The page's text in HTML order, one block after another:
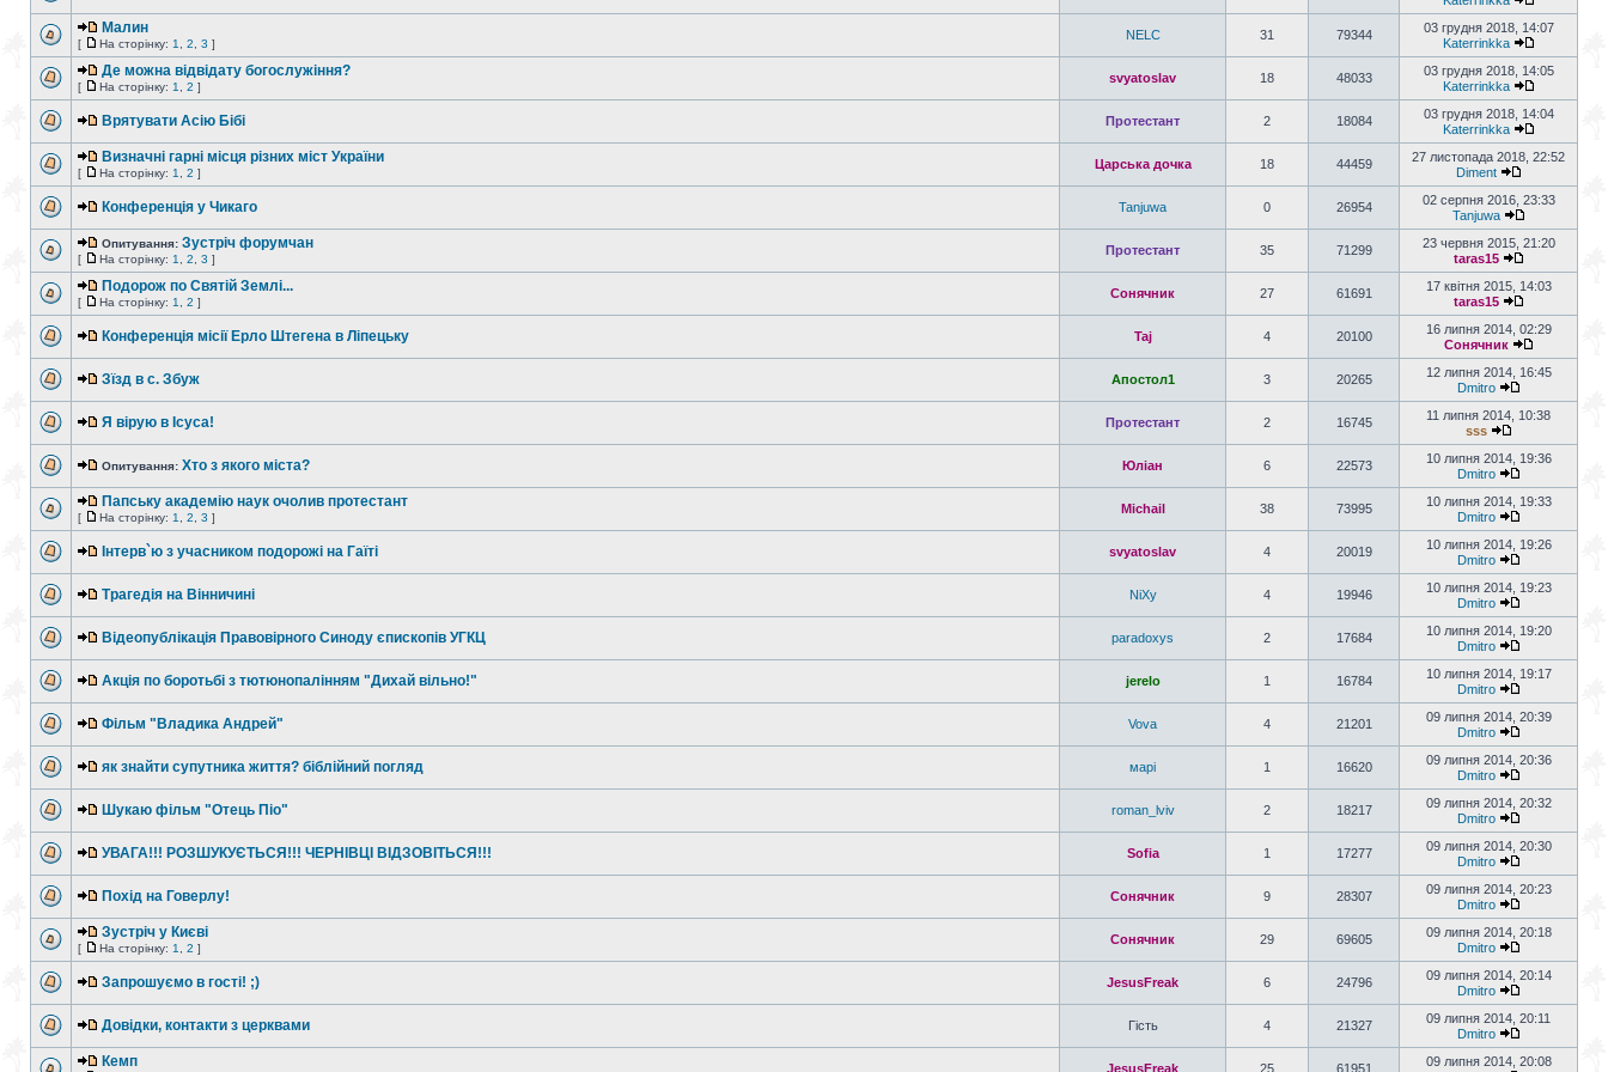
Малин
[ На сторінку: 1 2 3 ]
NELC 31 79344
03 грудня 2018, 14:07
Katerrinkka
Де можна відвідату богослужіння?
[ На сторінку: 1 2 ]
svyatoslav 18 48033
03 грудня 2018, 14:05
Katerrinkka
Врятувати Асію Бібі Протестант 2 18084
03 грудня 2018, 14:04
Katerrinkka
Визначні гарні місця різних міст України
[ На сторінку: 1 2 ]
Царська дочка 18 44459
27 листопада 2018, 22:52
Diment
Конференція у Чикаго Tanjuwa 0 26954
02 серпня 2016, 23:33
Tanjuwa
Опитування: Зустріч форумчан
[ На сторінку: 1 2 3 ]
Протестант 35 71299
23 червня 2015, 21:20
taras15
Подорож по Святій Землі...
[ На сторінку: 1 2 ]
Сонячник 27 61691
17 квітня 2015, 14:03
taras15
Конференція місії Ерло Штегена в Ліпецьку Taj 4 20100
16 липня 2014, 02:29
Сонячник
Зїзд в с. Збуж Апостол1 3 20265
12 липня 2014, 16:45
Dmitro
Я вірую в Ісуса! Протестант 2 16745
11 липня 2014, 10:38
sss
Опитування: Хто з якого міста? Юліан 6 22573
10 липня 2014, 19:36
Dmitro
Папську академію наук очолив протестант
[ На сторінку: 1 2 3 ]
Michail 38 73995
10 липня 2014, 19:33
Dmitro
Інтерв`ю з учасником подорожі на Гаїті svyatoslav 4 20019
10 липня 2014, 19:26
Dmitro
Трагедія на Вінничині NiXy 4 19946
10 липня 2014, 19:23
Dmitro
Відеопублікація Правовірного Синоду єпископів УГКЦ paradoxys 2 17684
10 липня 2014, 19:20
Dmitro
Акція по боротьбі з тютюнопалінням "Дихай вільно!" jerelo 1 16784
10 липня 2014, 19:17
Dmitro
Фільм "Владика Андрей" Vova 4 21201
09 липня 2014, 20:39
Dmitro
як знайти супутника життя? біблійний погляд марі 1 16620
09 липня 2014, 20:36
Dmitro
Шукаю фільм "Отець Піо" roman_lviv 2 18217
09 липня 2014, 20:32
Dmitro
УВАГА!!! РОЗШУКУЄТЬСЯ!!! ЧЕРНІВЦІ ВІДЗОВІТЬСЯ!!! Sofia 1 17277
09 липня 2014, 20:30
Dmitro
Похід на Говерлу! Сонячник 9 28307
09 липня 2014, 20:23
Dmitro
Зустріч у Києві
[ На сторінку: 1 2 ]
Сонячник 29 69605
09 липня 2014, 20:18
Dmitro
Запрошуємо в гості! ;) JesusFreak 6 24796
09 липня 2014, 20:14
Dmitro
Довідки, контакти з церквами Гість 4 21327
09 липня 2014, 20:11
Dmitro
Кемп JesusFreak 25 61951
09 липня 2014, 20:08